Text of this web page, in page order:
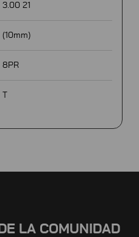
3.00 21
(10mm)
8PR
LA COMUNIDAD